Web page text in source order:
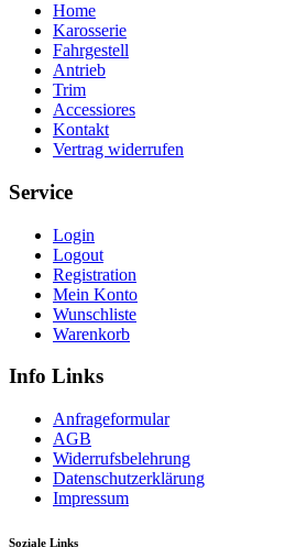
Home
Karosserie
Fahrgestell
Antrieb
Trim
Accessiores
Kontakt
Vertrag widerrufen
Service
Login
Logout
Registration
Mein Konto
Wunschliste
Warenkorb
Info Links
Anfrageformular
AGB
Widerrufsbelehrung
Datenschutzerklärung
Impressum
Soziale Links